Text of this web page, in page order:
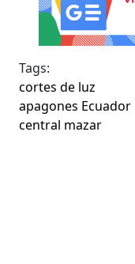
Tags:
cortes de luz
apagones Ecuador
central mazar